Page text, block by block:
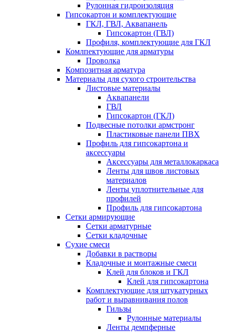
Рулонная гидроизоляция
Гипсокартон и комплектующие
ГКЛ, ГВЛ, Аквапанель
Гипсокартон (ГВЛ)
Профиля, комплектующие для ГКЛ
Комлпектующие для арматуры
Проволка
Композитная арматура
Материалы для сухого строительства
Листовые материалы
Аквапанели
ГВЛ
Гипсокартон (ГКЛ)
Подвесные потолки армстронг
Пластиковые панели ПВХ
Профиль для гипсокартона и
аксессуары
Аксессуары для металлокаркаса
Ленты для швов листовых
материалов
Ленты уплотнительные для
профилей
Профиль для гипсокартона
Сетки армирующие
Сетки арматурные
Сетки кладочные
Сухие смеси
Добавки в растворы
Кладочные и монтажные смеси
Клей для блоков и ГКЛ
Клей для гипсокартона
Комплектующие для штукатурных
работ и выравнивания полов
Гильзы
Рулонные материалы
Ленты демпферные